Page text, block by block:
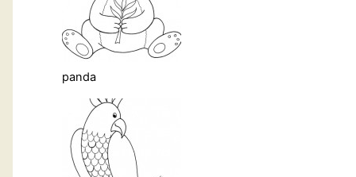
panda